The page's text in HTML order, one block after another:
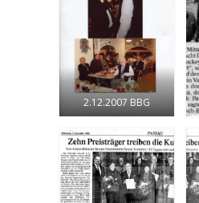
2.12.2007 BBG